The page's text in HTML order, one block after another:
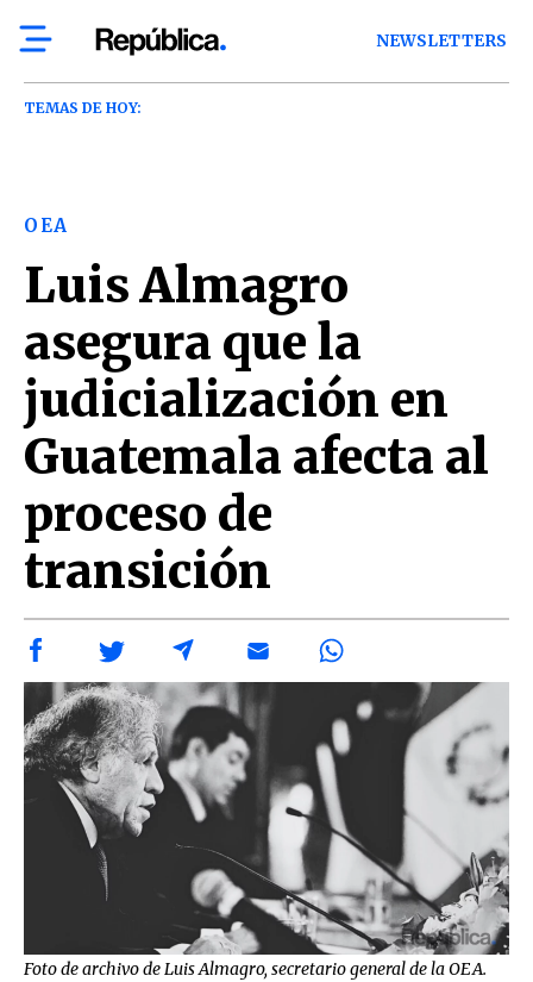
NEWSLETTERS
TEMAS DE HOY:
OEA
Luis Almagro
asegura que la
judicialización en
Guatemala afecta al
proceso de
transición
Foto de archivo de Luis Almagro, secretario general de la OEA.